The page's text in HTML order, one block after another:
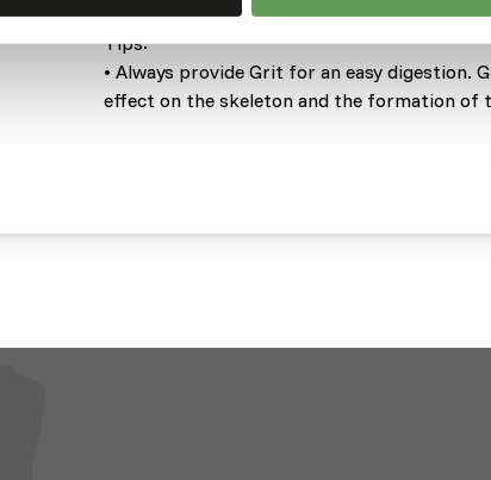
Tips:
• Always provide Grit for an easy digestion.
effect on the skeleton and the formation of